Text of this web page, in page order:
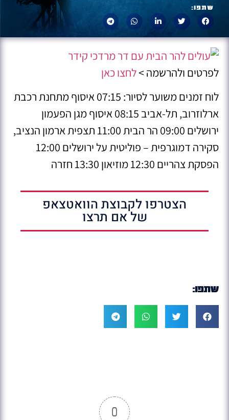
שתפו:
לפרטים ולהרשמה >לחצו כאן
לוח זמנים משוער לסיור: 07:15 איסוף מתחנת רכבת
ארלוזרוב, תל-אביב 08:15 איסוף מגן הפעמון
ירושלים 09:00 הר הבית 11:00 תצפית ארמון הנציב,
סקירה דמוגרפית – פוליטית על ירושלים 12:00
הפסקת צהריים 12:30 מוזיאון 13:30 חזרה
הצטרפו לקבוצת הוואטצאפ
של אם תרצו
שתפו:
0